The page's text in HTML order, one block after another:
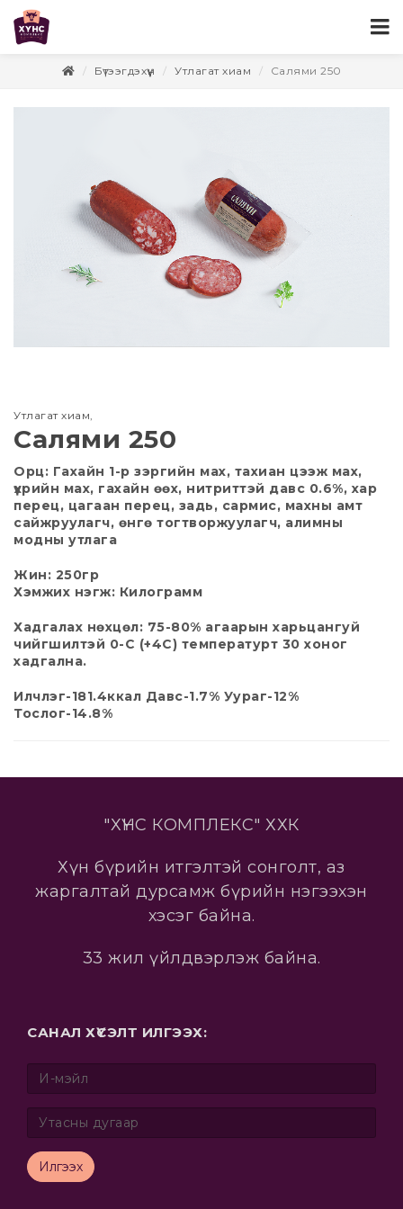
Бүтээгдэхүүн Утлагат хиам Салями 250
Утлагат хиам,
Салями 250
Орц: Гахайн 1-р зэргийн мах, тахиан цээж мах,
үхрийн мах, гахайн өөх, нитриттэй давс 0.6%, хар
перец, цагаан перец, задь, сармис, махны амт
сайжруулагч, өнгө тогтворжуулагч, алимны
модны утлага
Жин: 250гр
Хэмжих нэгж: Килограмм
Хадгалах нөхцөл: 75-80% агаарын харьцангуй
чийгшилтэй 0-С (+4С) температурт 30 хоног
хадгална.
Илчлэг-181.4ккал Давс-1.7% Уураг-12%
Тослог-14.8%
"ХҮНС КОМПЛЕКС" ХХК
Хүн бүрийн итгэлтэй сонголт, аз
жаргалтай дурсамж бүрийн нэгээхэн
хэсэг байна.
33 жил үйлдвэрлэж байна.
САНАЛ ХҮСЭЛТ ИЛГЭЭХ:
Илгээх